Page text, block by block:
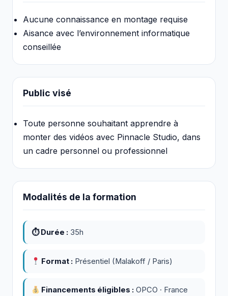
Aucune connaissance en montage requise
Aisance avec l’environnement informatique
conseillée
Public visé
Toute personne souhaitant apprendre à
monter des vidéos avec Pinnacle Studio, dans
un cadre personnel ou professionnel
Modalités de la formation
⏱ Durée : 35h
Format : Présentiel (Malakoff / Paris)
Financements éligibles : OPCO · France